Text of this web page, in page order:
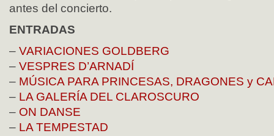
antes del concierto.
ENTRADAS
– VARIACIONES GOLDBERG
– VESPRES D’ARNADÍ
– MÚSICA PARA PRINCESAS, DRAGONES y
– LA GALERÍA DEL CLAROSCURO
– ON DANSE
– LA TEMPESTAD